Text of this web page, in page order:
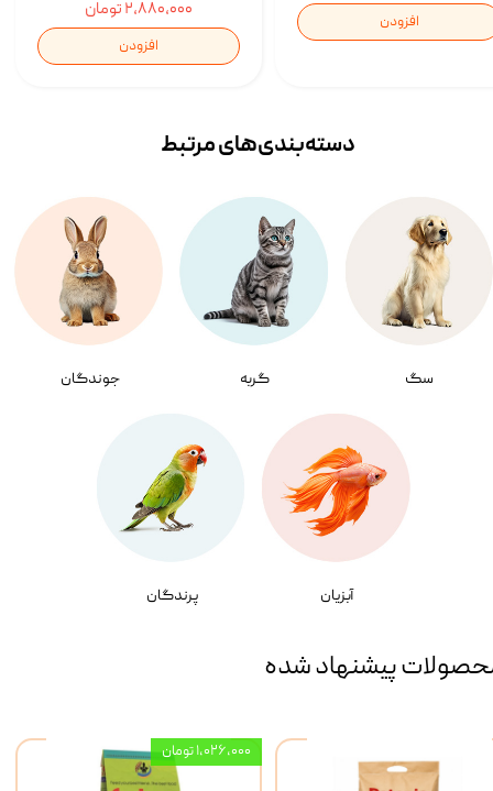
۲,۸۸۰,۰۰۰ تومان
افزودن
افزودن
سگ گربه جوندگان
آبزیان پرندگان
دسته‌بندی‌‌های مرتبط
پیشنهاد شده
۱,۰۲۶,۰۰۰ تومان